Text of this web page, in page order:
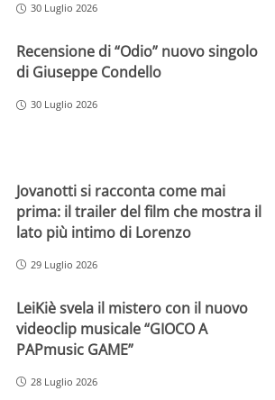
30 Luglio 2026
Recensione di “Odio” nuovo singolo
di Giuseppe Condello
30 Luglio 2026
Jovanotti si racconta come mai
prima: il trailer del film che mostra il
lato più intimo di Lorenzo
29 Luglio 2026
LeiKiè svela il mistero con il nuovo
videoclip musicale “GIOCO A
PAPmusic GAME”
28 Luglio 2026